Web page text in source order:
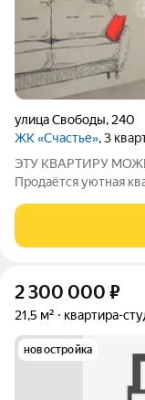
улица Свободы, 240
ЖК «Счастье», 3
ЭТУ КВАРТИРУ
Продаётся уютная
расположение на 5-
Квартира с ремонтом
2 300 000 ₽
21,5 м² квартира-
новостройка